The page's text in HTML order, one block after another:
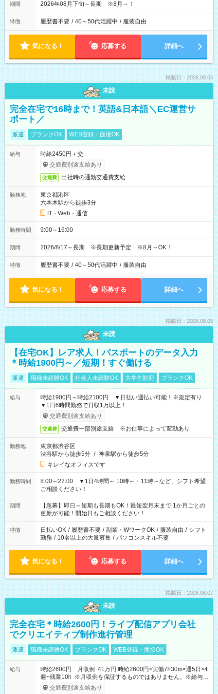
期間 2026年08月下旬～長期 ※8月～！
特徴 履歴書不要 / 40～50代活躍中 / 服装自由
気になる！ 応募する 詳細へ
掲載日：2026.08.05
未読
完全在宅で16時まで！英語&日本語＼EC運営サ
ポート／
派遣 ブランクOK WEB登録・面接OK
給与
時給2450円＋交
交通費別途支給あり
交通費 出社時の通勤交通費支給
勤務地
東京都港区
六本木駅から徒歩3分
IT・Web・通信
勤務時間 9:00～16:00
期間 2026/8/17～長期 ※長期更新予定 ※8月～OK！
特徴 履歴書不要 / 40～50代活躍中 / 服装自由
気になる！ 応募する 詳細へ
掲載日：2026.08.05
未読
【在宅OK】レア求人！パスポートのデータ入力
＊時給1900円～／短期！すぐ働ける
派遣 職種未経験OK 社会人未経験OK 大学生歓迎 ブランクOK
給与
時給1900円～時給2100円 ▼日払い週払い可能！※規定有り
▼1日6時間勤務で日収1万以上！
交通費別途支給あり
交通費 交通費一部別途支給 ※お仕事によって変動あり
勤務地
東京都渋谷区
渋谷駅から徒歩5分 / 神泉駅から徒歩5分
キレイなオフィスです
勤務時間
8:00～22:00 ▼1日4時間～ 10時～・11時～など、シフト希望
ご相談ください！
期間
【急募】即日～短期も長期もOK！最短翌月末まで 1か月ごとの
更新が可能！開始日もご相談ください！
特徴 日払いOK / 履歴書不要 / 副業・WワークOK / 服装自由 / シフト
勤務 / 10名以上の大量募集 / パソコンスキル不要
気になる！ 応募する 詳細へ
掲載日：2026.08.07
未読
完全在宅＊時給2600円！ライブ配信アプリ会社
でクリエイティブ制作進行管理
派遣 職種未経験OK ブランクOK WEB登録・面接OK
給与
時給2600円 月収例 41万円 時給2600円×実働7h30m×週5日×4
週+残業10h ※月収例を保証するものではありません。※給与即
受取りサービス利用可（利用条件有）
交通費別途支給あり